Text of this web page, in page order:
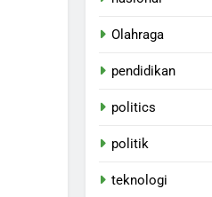
Olahraga
pendidikan
politics
politik
teknologi